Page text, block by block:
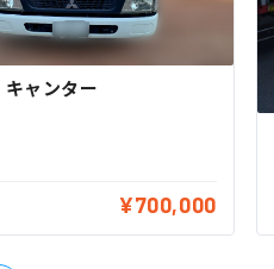
キャンター
¥700,000